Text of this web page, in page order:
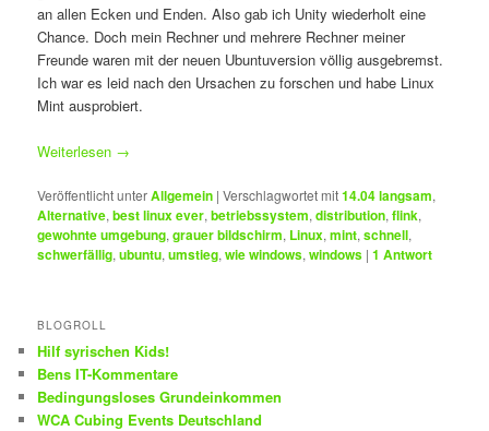
an allen Ecken und Enden. Also gab ich Unity wiederholt eine
Chance. Doch mein Rechner und mehrere Rechner meiner
Freunde waren mit der neuen Ubuntuversion völlig ausgebremst.
Ich war es leid nach den Ursachen zu forschen und habe Linux
Mint ausprobiert.
Weiterlesen →
Veröffentlicht unterAllgemein |Verschlagwortet mit14.04 langsam,
Alternative,best linux ever,betriebssystem,distribution,flink,
gewohnte umgebung,grauer bildschirm, Linux,mint,schnell,
schwerfällig,ubuntu,umstieg,wie windows,windows |1 Antwort
BLOGROLL
Hilf syrischen Kids!
Bens IT-Kommentare
Bedingungsloses Grundeinkommen
WCA Cubing Events Deutschland